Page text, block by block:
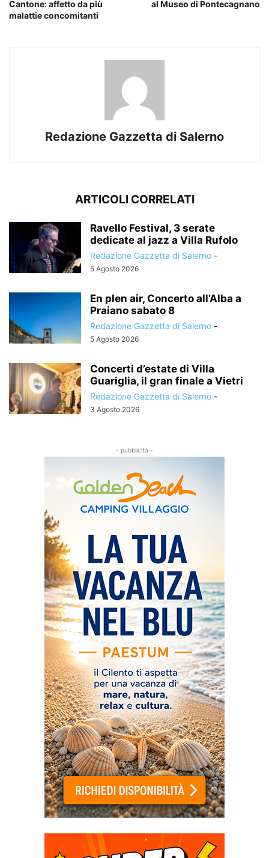
Cantone: affetto da più
malattie concomitanti
al Museo di Pontecagnano
Redazione Gazzetta di Salerno
ARTICOLI CORRELATI
Ravello Festival, 3 serate
dedicate al jazz a Villa Rufolo
Redazione Gazzetta di Salerno -
5 Agosto 2026
En plen air, Concerto all’Alba a
Praiano sabato 8
Redazione Gazzetta di Salerno -
5 Agosto 2026
Concerti d’estate di Villa
Guariglia, il gran finale a Vietri
Redazione Gazzetta di Salerno -
3 Agosto 2026
- pubblicità -